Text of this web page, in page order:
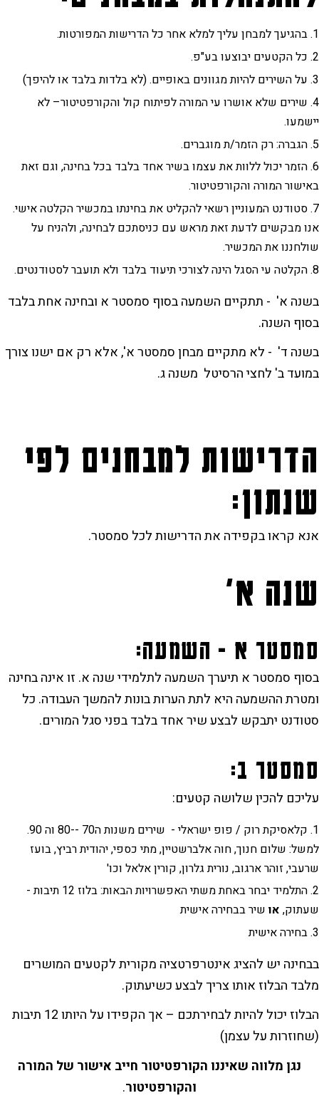
בהגיעך למבחן עליך למלא אחר כל הדרישות המפורטות.
כל הקטעים יבוצעו בע"פ.
על השירים להיות מגוונים באופיים. (לא בלדות בלבד או להיפך)
שירים שלא אושרו עי המורה לפיתוח קול והקורפטיטור– לא
יישמעו.
הגברה: רק הזמר/ת מוגברים.
הזמר יכול ללוות את עצמו בשיר אחד בלבד בכל בחינה, וגם זאת
באישור המורה והקורפטיטור.
סטודנט המעוניין רשאי להקליט את בחינתו במכשיר הקלטה אישי.
אנו מבקשים לדעת זאת מראש עם כניסתכם לבחינה, ולהניח על
שולחננו את המכשיר.
הקלטה עי הסגל הינה לצורכי תיעוד בלבד ולא תועבר לסטודנטים.
בשנה א' - תתקיים השמעה בסוף סמסטר א ובחינה אחת בלבד
בסוף השנה.
בשנה ד' - לא מתקיים מבחן סמסטר א', אלא רק אם ישנו צורך
במועד ב' לחצי הרסיטל משנה ג.
הדרישות למבחנים לפי
שנתון:
אנא קראו בקפידה את הדרישות לכל סמסטר.
שנה א'
סמסטר א - השמעה:
בסוף סמסטר א תיערך השמעה לתלמידי שנה א. זו אינה בחינה
ומטרת ההשמעה היא לתת הערות בונות להמשך העבודה. כל
סטודנט יתבקש לבצע שיר אחד בלבד בפני סגל המורים.
סמסטר ב:
עליכם להכין שלושה קטעים:
קלאסיקת רוק / פופ ישראלי - שירים משנות ה70 --80 וה 90.
למשל: שלום חנוך, חוה אלברשטיין, מתי כספי, יהודית רביץ, בועז
שרעבי, זוהר ארגוב, נורית גלרון, קורין אלאל וכו'
התלמיד יבחר באחת משתי האפשרויות הבאות: בלוז 12 תיבות -
שעתוק, או שיר בבחירה אישית
בחירה אישית
בבחינה יש להציג אינטרפרטציה מקורית לקטעים המושרים
מלבד הבלוז אותו צריך לבצע כשיעתוק.
הבלוז יכול להיות לבחירתכם – אך הקפידו על היותו 12 תיבות
(שחוזרות על עצמן)
נגן מלווה שאיננו הקורפטיטור חייב אישור של המורה
והקורפטיטור.
מסלול למוסיקה מוקדמת
מסלול תיאטרון מוסיקלי ומחזמר
מסלול מוסיקה מאולתרת בת-זמננו
מסלול הלחנה למדיה
מסלול מוסיקה מזרחית
מסלול ביצוע מוסיקה חדשה ("תדרים")
הממונה על המשמעת
זכויות סטודנטים בשירות מילואים
סטודנטים שאינם דוברים עברית כשפת אם